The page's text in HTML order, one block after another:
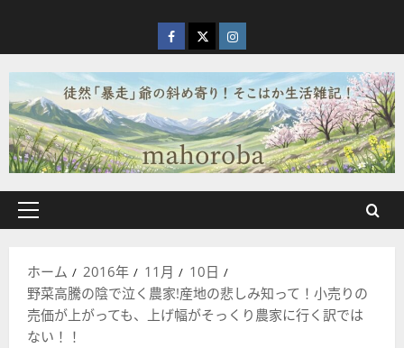
を
ス
キ
ッ
プ
facebook
X Instagram
メ
ン
メ
ニ
ュ
ホーム 2016年 11月
10日
野菜高騰の陰で泣く農家!産地の悲しみ知って！小売りの
売価が上がっても、上げ幅がそっくり農家に行く訳では
ない！！